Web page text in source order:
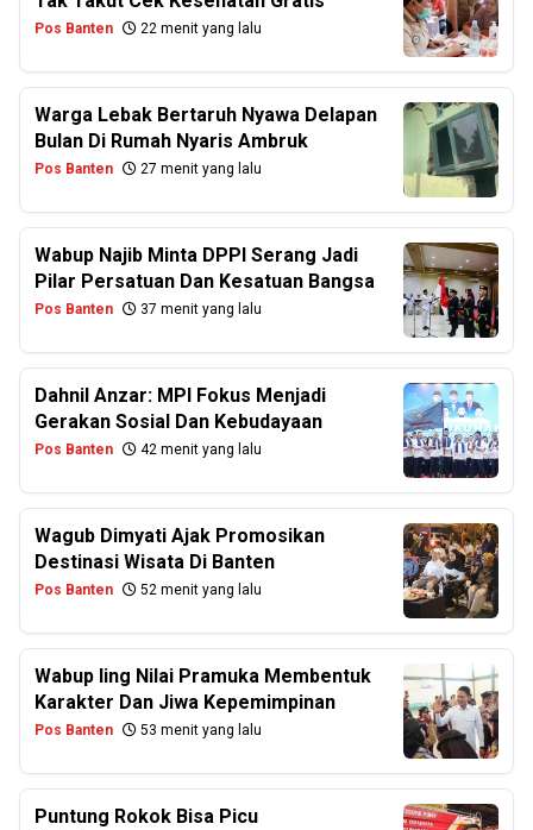
Pos Banten 22 menit yang lalu
Warga Lebak Bertaruh Nyawa Delapan
Bulan Di Rumah Nyaris Ambruk
Pos Banten 27 menit yang lalu
Wabup Najib Minta DPPI Serang Jadi
Pilar Persatuan Dan Kesatuan Bangsa
Pos Banten 37 menit yang lalu
Dahnil Anzar: MPI Fokus Menjadi
Gerakan Sosial Dan Kebudayaan
Pos Banten 42 menit yang lalu
Wagub Dimyati Ajak Promosikan
Destinasi Wisata Di Banten
Pos Banten 52 menit yang lalu
Wabup Iing Nilai Pramuka Membentuk
Karakter Dan Jiwa Kepemimpinan
Pos Banten 53 menit yang lalu
Puntung Rokok Bisa Picu